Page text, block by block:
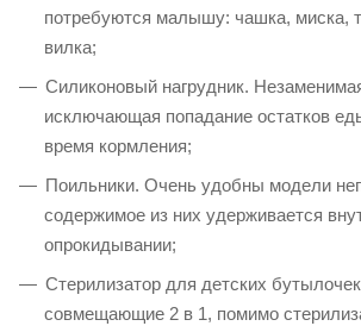
потребуются малышу: чашка, миска,
вилка;
Силиконовый нагрудник.
исключающая попадание остатков
время кормления;
Поильники. Очень удобны модели
содержимое из них удерживается
опрокидывании;
Стерилизатор для детских
совмещающие 2 в 1, помимо